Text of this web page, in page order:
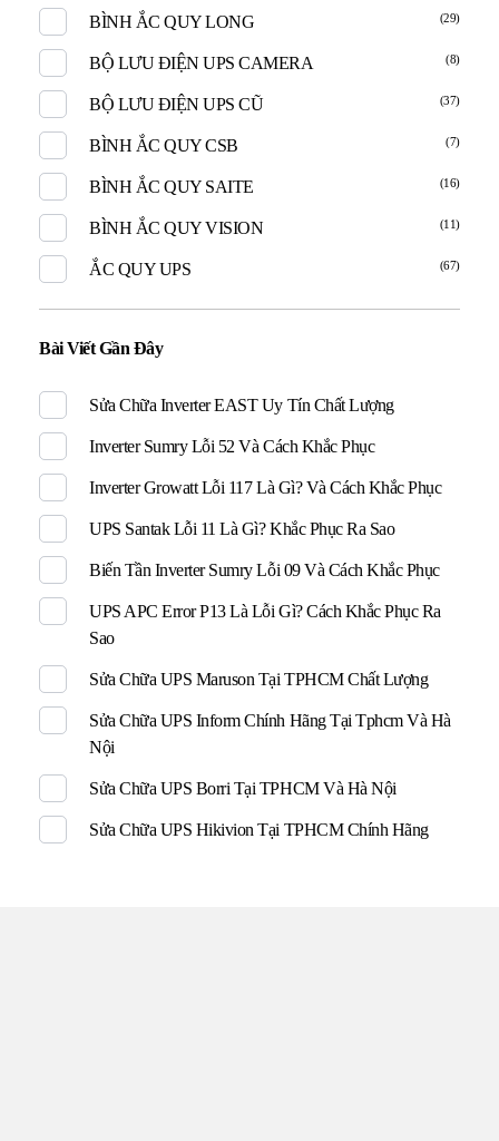
BÌNH ẮC QUY LONG (29)
BỘ LƯU ĐIỆN UPS CAMERA (8)
BỘ LƯU ĐIỆN UPS CŨ (37)
BÌNH ẮC QUY CSB (7)
BÌNH ẮC QUY SAITE (16)
BÌNH ẮC QUY VISION (11)
ẮC QUY UPS (67)
Bài Viết Gần Đây
Sửa Chữa Inverter EAST Uy Tín Chất Lượng
Inverter Sumry Lỗi 52 Và Cách Khắc Phục
Inverter Growatt Lỗi 117 Là Gì? Và Cách Khắc Phục
UPS Santak Lỗi 11 Là Gì? Khắc Phục Ra Sao
Biến Tần Inverter Sumry Lỗi 09 Và Cách Khắc Phục
UPS APC Error P13 Là Lỗi Gì? Cách Khắc Phục Ra
Sao
Sửa Chữa UPS Maruson Tại TPHCM Chất Lượng
Sửa Chữa UPS Inform Chính Hãng Tại Tphcm Và Hà
Nội
Sửa Chữa UPS Borri Tại TPHCM Và Hà Nội
Sửa Chữa UPS Hikivion Tại TPHCM Chính Hãng